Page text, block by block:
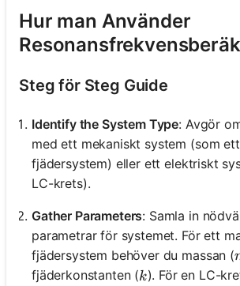
Hur man Använder
Steg för Steg Guide
Identify the System Type: Avgör
med ett mekaniskt system (som
fjädersystem) eller ett elektriskt
LC-krets).
Gather Parameters: Samla in
parametrar för systemet. För ett
fjädersystem behöver du massan (
fjäderkonstanten (k
k). För en LC-